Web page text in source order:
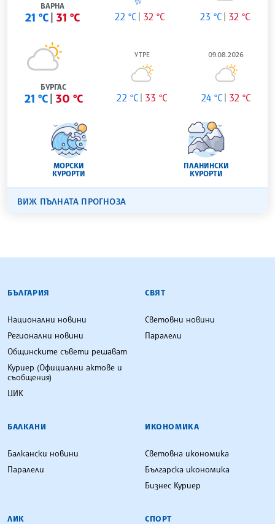
ВАРНА
21 °C 31 °C 22 °C 32 °C 23 °C 32 °C
БУРГАС
21 °C 30 °C
УТРЕ
22 °C 33 °C
09.08.2026
24 °C 32 °C
МОРСКИ
КУРОРТИ
ПЛАНИНСКИ
КУРОРТИ
ВИЖ ПЪЛНАТА ПРОГНОЗА
БЪЛГАРСКА ТЕЛЕГРАФНА АГЕНЦИЯ
БЪЛГАРИЯ
Национални новини
Регионални новини
Общинските съвети решават
Куриер (Официални актове и
съобщения)
ЦИК
СВЯТ
Световни новини
Паралели
БАЛКАНИ
Балкански новини
Паралели
ИКОНОМИКА
Световна икономика
Българска икономика
Бизнес Куриер
ЛИК СПОРТ